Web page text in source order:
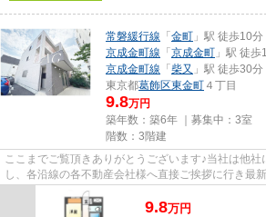
常磐緩行線 「 金町 」駅 徒歩10分
京成金町線 「 京成金町 」駅 徒歩
京成金町線 「 柴又 」駅 徒歩30分
東京都葛飾区東金町 ４丁目
9.8万円
築年数：築6年 ｜募集中： 3室
階数：3階建
ここまでご覧頂きありがとうございます♪当社は他
し、各沿線の各不動産会社様へ直接ご挨拶に行き最
しております！最新の情報は...
9.8万円